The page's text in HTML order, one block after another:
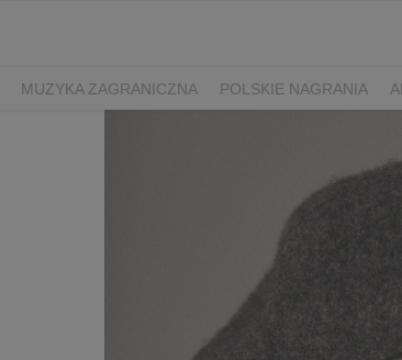
MUZYKA ZAGRANICZNA POLSKIE NAGRANIA